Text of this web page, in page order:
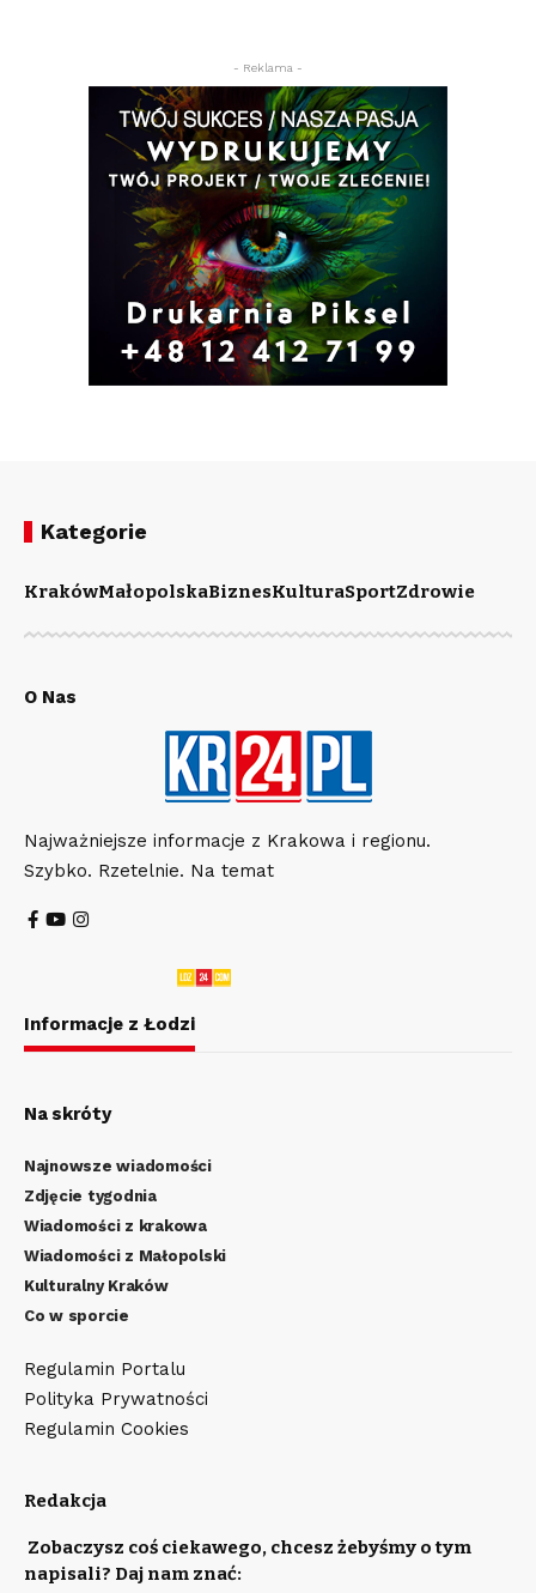
- Reklama -
Kategorie
KrakówMałopolskaBiznesKulturaSportZdrowie
O Nas
Najważniejsze informacje z Krakowa i regionu.
Szybko. Rzetelnie. Na temat
Informacje z Łodzi
Na skróty
Najnowsze wiadomości
Zdjęcie tygodnia
Wiadomości z krakowa
Wiadomości z Małopolski
Kulturalny Kraków
Co w sporcie
Regulamin Portalu
Polityka Prywatności
Regulamin Cookies
Redakcja
Zobaczysz coś ciekawego, chcesz żebyśmy o tym
napisali? Daj nam znać: